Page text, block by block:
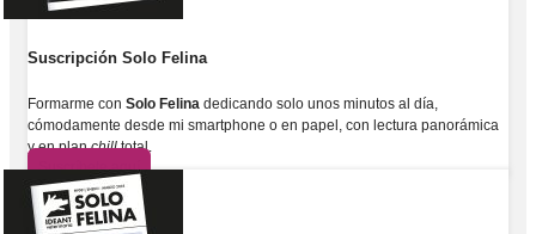
Suscripción Solo Felina
Formarme con Solo Felina dedicando solo unos minutos al día,
cómodamente desde mi smartphone o en papel, con lectura panorámica
y en planchilltotal.
Suscríbete aquí